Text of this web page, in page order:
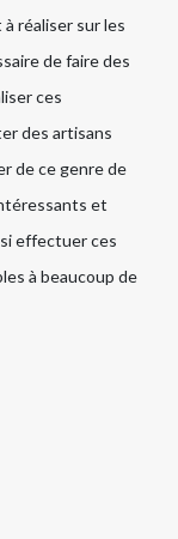
réaliser sur les
de faire des
ces
des artisans
de ce genre de
et
effectuer ces
à beaucoup de